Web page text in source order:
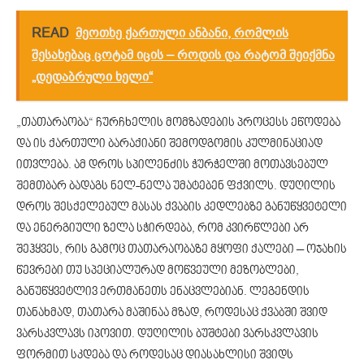
READ მეოთხე ქართული ანბანი, რომლის
შესახებაც ცოტამ იცის – როდის და რატომ შეიქმნა
„დედაბრული ხელი“
„თათარაობა“ ჩურჩხელის მომზადების პროცესს ეწოდება
და ის ქართული ბარაქიანი შემოდგომის კულმინაციად
ითვლება. ამ დროს სპილენძის ჭურჭელში მოთავსებულ
შემთბარ ბადაგს ნელ-ნელა უმატებენ ფქვილს. დუღილის
დროს შესქელებულ მასას ქვაბის კედლებზე განუწყვეტელი
და ენერგიული ზელა სჭირდება, რომ კვირწლები არ
შეჰყვეს, რის გამოც თათარაობაზე მყოფი ქალები – ოჯახის
წევრები თუ სპეციალურად მოწვეული მეზობლები,
განუწყვეტლივ ერთმანეთს ენაცვლებიან. ლეგენდის
თანახმად, თათარა მაშინაა მზად, როდესაც ქვაბში შვიდ
ვარსკვლავს იპოვით. დუღილის ბუშტები ვარსკვლავის
ფორმით სკდება და როდესაც დიასახლისი შვიდს